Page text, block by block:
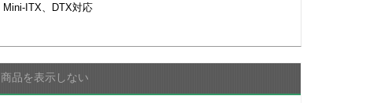
ITX、DTX対応
品を表示しない